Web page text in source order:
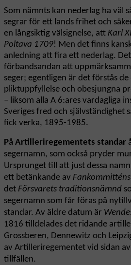
Som nämnts kan nederlag ha väl
segrar för ett lands frihet och
en långsiktig välsignelse, att Karl
Poltava 1709! Men det finns
anledning att fira ett nederlag.
förbandsandan att
seger; egentligen är det förstås
pliktuppfyllelse och obesjungna
– liksom alla A 6:ares vardagliga
Sveriges fred och självständighet
fick verka, 1895-1985.
På Artilleriregementets standar
segernamn, som också pryder
Ursprunget till att just dessa
ett betänkande av
det Försvarets traditionsnämnd
segernamn som får föras på
standar. Av äldre datum är
1816 tilldelades det ridande
Grossberen, Dennewitz och
av Artilleriregementet vid sidan
tillfällen.